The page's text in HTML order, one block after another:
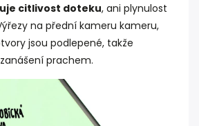
citlivost doteku, ani plynulost
na přední kameru kameru,
jsou podlepené, takže
prachem.